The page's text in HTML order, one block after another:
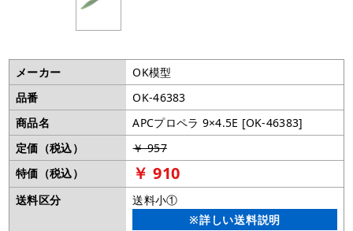
メーカー
OK模型
品番
OK-46383
商品名
APCプロペラ 9×4.5E [OK-46383]
定価（税込）
￥ 957
特価（税込）
￥ 910
送料区分
送料小①
※詳しい送料説明